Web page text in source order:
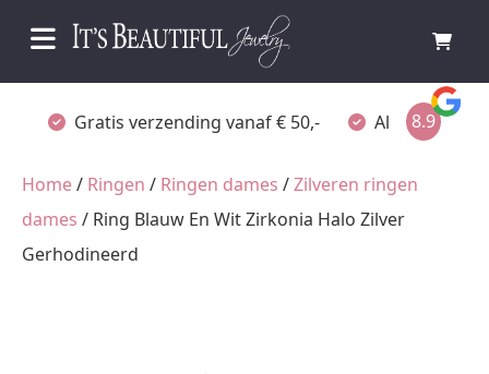
Gratis verzending vanaf € 50,- Altijd verpakt
8.9
Home/ Ringen / Ringen dames /Zilveren ringen
dames / Ring Blauw En Wit Zirkonia Halo Zilver
Gerhodineerd